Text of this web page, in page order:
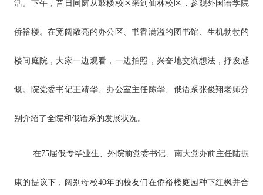
活。下午，昔日同窗从鼓楼校区来到仙林校区，参观外国语学院
侨裕楼。在宽阔敞亮的办公区、书香满溢的图书馆、生机勃勃的
楼间庭院，大家一边观看，一边拍照，兴奋地交流想法，抒发感
慨。院党委书记王靖华、办公室主任陈华、俄语系张俊翔老师分
别介绍了全院和俄语系的发展状况。
在75届俄专毕业生、外院前党委书记、南大党办前主任陆振
康的提议下，阔别母校40年的校友们在侨裕楼庭园种下红枫并合